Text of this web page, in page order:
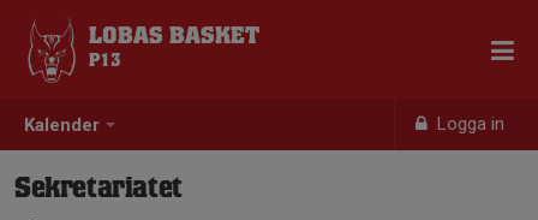
Kalender Logga in
LOBAS BASKET
P13
Sekretariatet